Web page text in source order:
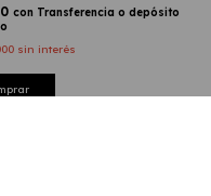
con Transferencia o depósito
sin interés